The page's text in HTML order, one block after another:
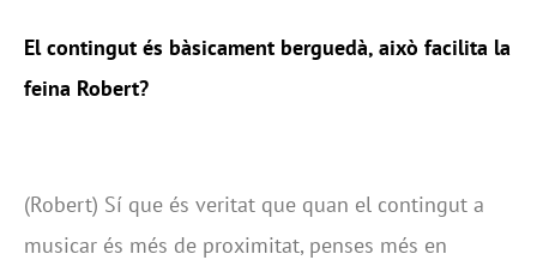
El contingut és bàsicament berguedà, això facilita la
feina Robert?
(Robert) Sí que és veritat que quan el contingut a
musicar és més de proximitat, penses més en